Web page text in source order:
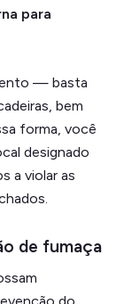
para
— basta
bem
forma, você
designado
a violar as
de fumaça
do